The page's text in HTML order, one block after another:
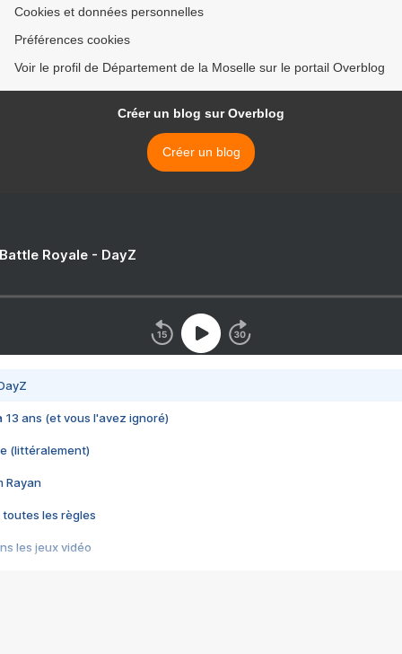
Cookies et données personnelles
Préférences cookies
Voir le profil de Département de la Moselle sur le portail Overblog
Créer un blog sur Overblog
Créer un blog
Royale - DayZ
13 ans (et vous l'avez ignoré)
(littéralement)
Rayan
toutes les règles
les jeux vidéo